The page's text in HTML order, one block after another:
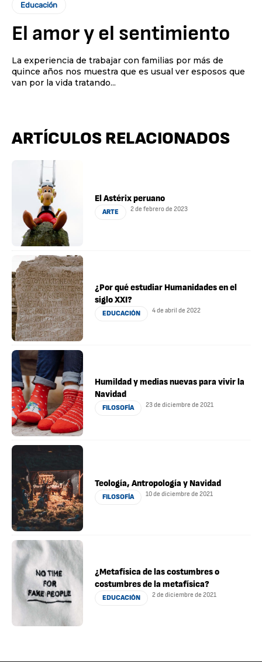
Educación
El amor y el sentimiento
La experiencia de trabajar con familias por más de
quince años nos muestra que es usual ver esposos que
van por la vida tratando...
ARTÍCULOS RELACIONADOS
El Astérix peruano
ARTE 2 de febrero de 2023
¿Por qué estudiar Humanidades en el
siglo XXI?
EDUCACIÓN 4 de abril de 2022
Humildad y medias nuevas para vivir la
Navidad
FILOSOFÍA 23 de diciembre de 2021
Teología, Antropología y Navidad
FILOSOFÍA 10 de diciembre de 2021
¿Metafísica de las costumbres o
costumbres de la metafísica?
EDUCACIÓN 2 de diciembre de 2021